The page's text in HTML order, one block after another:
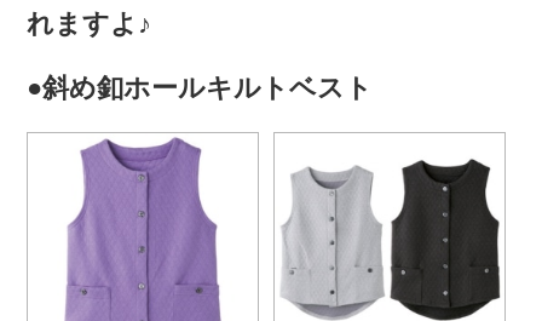
れますよ♪
●斜め釦ホールキルトベスト